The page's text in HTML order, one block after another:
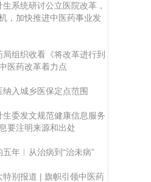
系统研讨公立医院改革，
，加快推进中医药事业发
局组织收看《将改革进行到
医药改革着力点
纳入城乡医保定点范围
生委发文规范健康信息服务
要注明来源和出处
年︱从治病到“治未病”
特别报道 | 旗帜引领中医药